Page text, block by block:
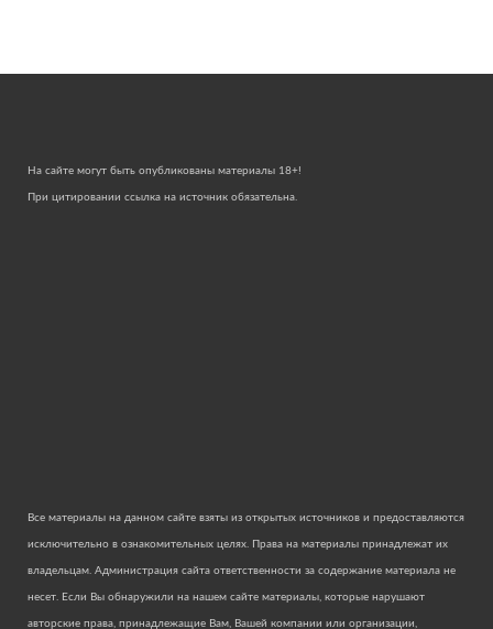
На сайте могут быть опубликованы материалы 18+!
При цитировании ссылка на источник обязательна.
Все материалы на данном сайте взяты из открытых источников и предоставляются
исключительно в ознакомительных целях. Права на материалы принадлежат их
владельцам. Администрация сайта ответственности за содержание материала не
несет. Если Вы обнаружили на нашем сайте материалы, которые нарушают
авторские права, принадлежащие Вам, Вашей компании или организации,